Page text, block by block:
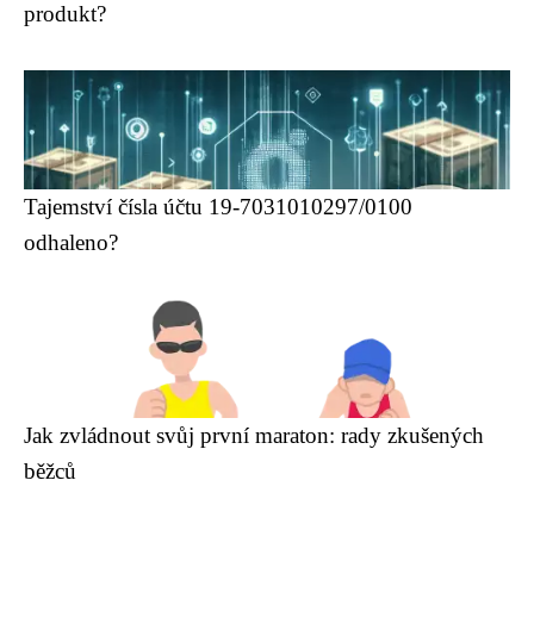
produkt?
Tajemství čísla účtu 19-7031010297/0100
odhaleno?
Jak zvládnout svůj první maraton: rady zkušených
běžců